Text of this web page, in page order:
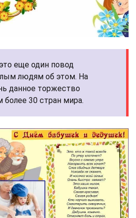
еще один повод
людям об этом. На
данное торжество
более 30 стран мира.